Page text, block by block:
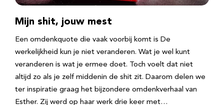
Mijn shit, jouw mest
Een omdenkquote die vaak voorbij komt is De
werkelijkheid kun je niet veranderen. Wat je wel kunt
veranderen is wat je ermee doet. Toch voelt dat niet
altijd zo als je zelf middenin de shit zit. Daarom delen we
ter inspiratie graag het bijzondere omdenkverhaal van
Esther. Zij werd op haar werk drie keer met…